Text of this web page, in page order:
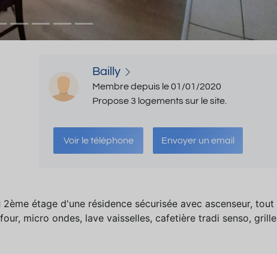
Bailly
Membre depuis le 01/01/2020
Propose 3 logements sur le site.
Voir le téléphone Envoyer un email
étage d'une résidence sécurisée avec ascenseur, tout
micro ondes, lave vaisselles, cafetière tradi senso, grille